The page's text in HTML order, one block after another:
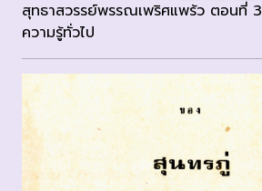
สุทธาสวรรย์พรรณเพริศแพร้ว ตอนที่ 3
ความรู้ทั่วไป